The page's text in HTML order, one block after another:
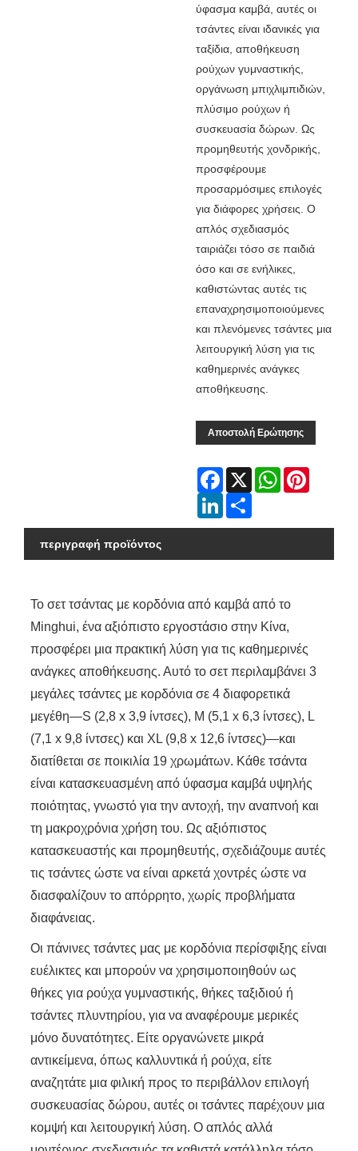
ύφασμα καμβά, αυτές οι
τσάντες είναι ιδανικές για
ταξίδια, αποθήκευση
ρούχων γυμναστικής,
οργάνωση μπιχλιμπιδιών,
πλύσιμο ρούχων ή
συσκευασία δώρων. Ως
προμηθευτής χονδρικής,
προσφέρουμε
προσαρμόσιμες επιλογές
για διάφορες χρήσεις. Ο
απλός σχεδιασμός
ταιριάζει τόσο σε παιδιά
όσο και σε ενήλικες,
καθιστώντας αυτές τις
επαναχρησιμοποιούμενες
και πλενόμενες τσάντες μια
λειτουργική λύση για τις
καθημερινές ανάγκες
αποθήκευσης.
Αποστολή Ερώτησης
Facebook
X WhatsApp
LinkedIn
περιγραφή προϊόντος
Το σετ τσάντας με κορδόνια από καμβά από το
Minghui, ένα αξιόπιστο εργοστάσιο στην Κίνα,
προσφέρει μια πρακτική λύση για τις καθημερινές
ανάγκες αποθήκευσης. Αυτό το σετ περιλαμβάνει 3
μεγάλες τσάντες με κορδόνια σε 4 διαφορετικά
μεγέθη—S (2,8 x 3,9 ίντσες), M (5,1 x 6,3 ίντσες), L
(7,1 x 9,8 ίντσες) και XL (9,8 x 12,6 ίντσες)—και
διατίθεται σε ποικιλία 19 χρωμάτων. Κάθε τσάντα
είναι κατασκευασμένη από ύφασμα καμβά υψηλής
ποιότητας, γνωστό για την αντοχή, την αναπνοή και
τη μακροχρόνια χρήση του. Ως αξιόπιστος
κατασκευαστής και προμηθευτής, σχεδιάζουμε αυτές
τις τσάντες ώστε να είναι αρκετά χοντρές ώστε να
διασφαλίζουν το απόρρητο, χωρίς προβλήματα
διαφάνειας.
Οι πάνινες τσάντες μας με κορδόνια περίσφιξης είναι
ευέλικτες και μπορούν να χρησιμοποιηθούν ως
θήκες για ρούχα γυμναστικής, θήκες ταξιδιού ή
τσάντες πλυντηρίου, για να αναφέρουμε μερικές
μόνο δυνατότητες. Είτε οργανώνετε μικρά
αντικείμενα, όπως καλλυντικά ή ρούχα, είτε
αναζητάτε μια φιλική προς το περιβάλλον επιλογή
συσκευασίας δώρου, αυτές οι τσάντες παρέχουν μια
κομψή και λειτουργική λύση. Ο απλός αλλά